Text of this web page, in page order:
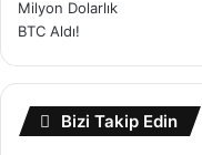
Bizi Takip Edin